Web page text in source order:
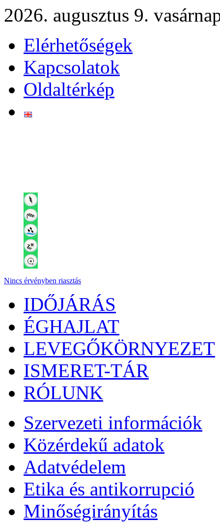
2026. augusztus 9.
Elérhetőségek
Kapcsolatok
Oldaltérkép
Nincs érvényben riasztás
IDŐJÁRÁS
ÉGHAJLAT
LEVEGŐKÖRNYEZET
ISMERET-TÁR
RÓLUNK
Szervezeti információk
Közérdekű adatok
Adatvédelem
Etika és antikorrupció
Minőségirányítás